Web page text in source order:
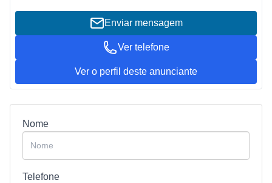
Enviar mensagem
Ver telefone
Ver o perfil deste anunciante
Nome
Telefone